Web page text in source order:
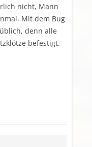
nicht, Mann
Mit dem Bug
denn alle
befestigt.